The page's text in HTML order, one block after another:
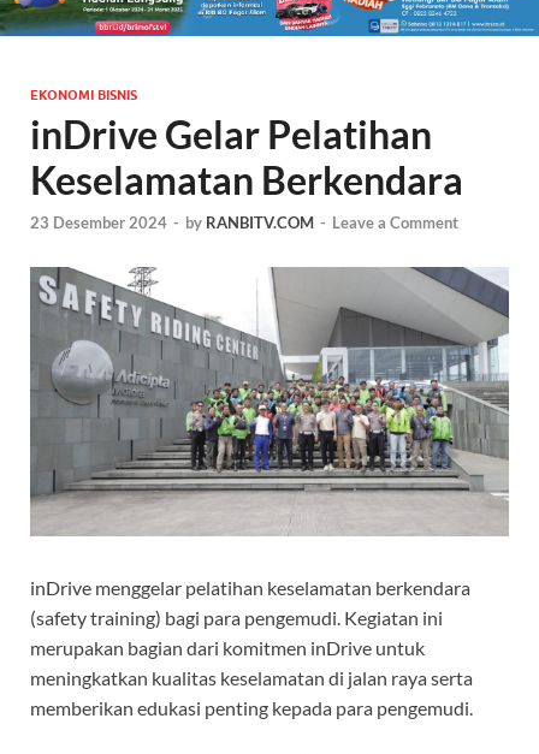
EKONOMI BISNIS
inDrive Gelar Pelatihan
Keselamatan Berkendara
23 Desember 2024 - by RANBITV.COM - Leave a Comment
inDrive menggelar pelatihan keselamatan berkendara
(safety training) bagi para pengemudi. Kegiatan ini
merupakan bagian dari komitmen inDrive untuk
meningkatkan kualitas keselamatan di jalan raya serta
memberikan edukasi penting kepada para pengemudi.